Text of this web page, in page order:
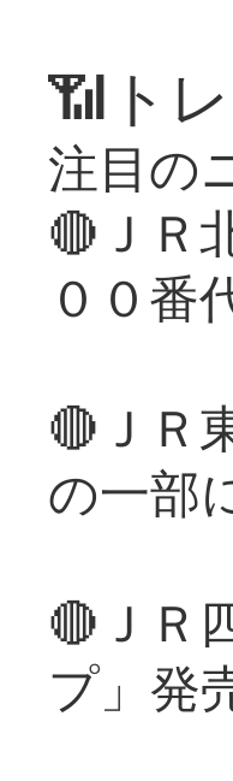
📶ト
注目の
🔴ＪＲ
００番
🔴ＪＲ
の一部
🔴ＪＲ
プ」発